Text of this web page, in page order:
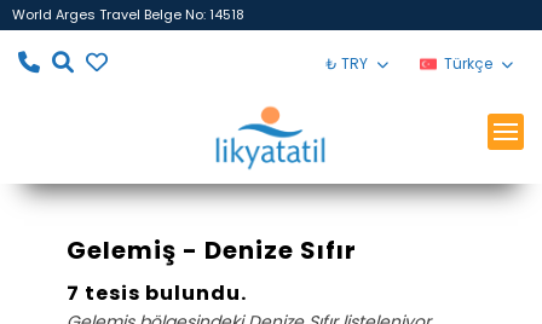
World Arges Travel Belge No: 14518
₺ TRY Türkçe
Gelemiş - Denize Sıfır
7 tesis bulundu.